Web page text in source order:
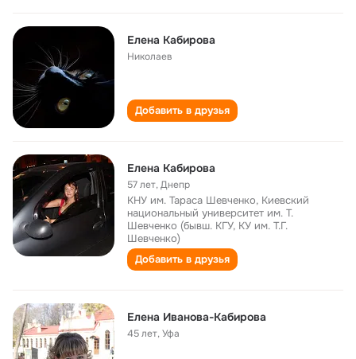
Елена Кабирова
Николаев
Добавить в друзья
Елена Кабирова
57 лет,Днепр
КНУ им. Тараса Шевченко, Киевский
национальный университет им. Т.
Шевченко (бывш. КГУ, КУ им. Т.Г.
Шевченко)
Добавить в друзья
Елена Иванова-Кабирова
45 лет,Уфа